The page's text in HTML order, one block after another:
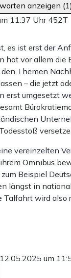
anzeigen (1)
11:37 Uhr 452T
es ist erst der
hat vor allem die
Themen
– die jetzt
erst umgesetzt
vereinzelten
Omnibus
Beispiel
längst in
Talfahrt wird also
12.05.2025 um